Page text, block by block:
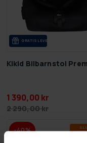
GRA­TIS LE­VE­RANS
Kikid Bilbarnstol
1 390,00 kr
2 290,00 kr
-40%